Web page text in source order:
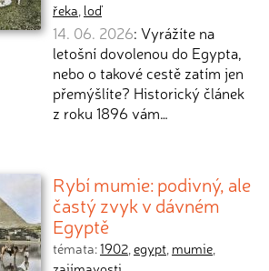
řeka, loď
14. 06. 2026: Vyrážíte na
letošní dovolenou do Egypta,
nebo o takové cestě zatím jen
přemýšlíte? Historický článek
z roku 1896 vám…
Rybí mumie: podivný, ale
častý zvyk v dávném
Egyptě
témata:1902,egypt, mumie,